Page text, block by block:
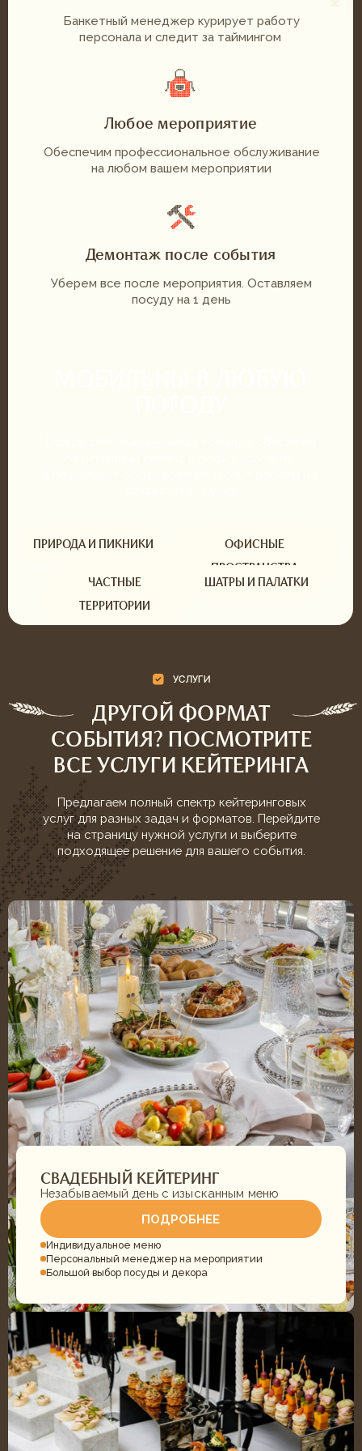
КОМПЛЕКСНЫЕ ОБЕДЫ
ПОДРОБНЕЕ
Питание для организаций
Готовая продукция для кафе
Тематические наборы
ТОРТЫ И ДЕСЕРТЫ
Сладкое для любого повода
ПОДРОБНЕЕ
Торты
Десерты
Готовые наборы к тематическим праздникам
ДЕТСКИЙ КЕЙТЕРИНГ
Праздник для детей без лишних хлопот
ПОДРОБНЕЕ
Десткое меню
ЧАСТЫЕ ВОПРОСЫ
ОТВЕТЫ НА ЧАСТО
ЗАДАВАЕМЫЕ ВОПРОСЫ О
НАШИХ УСЛУГАХ